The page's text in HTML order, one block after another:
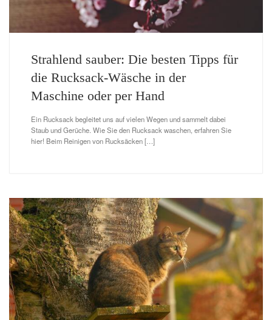
Strahlend sauber: Die besten Tipps für
die Rucksack-Wäsche in der
Maschine oder per Hand
Ein Rucksack begleitet uns auf vielen Wegen und sammelt dabei
Staub und Gerüche. Wie Sie den Rucksack waschen, erfahren Sie
hier! Beim Reinigen von Rucksäcken […]